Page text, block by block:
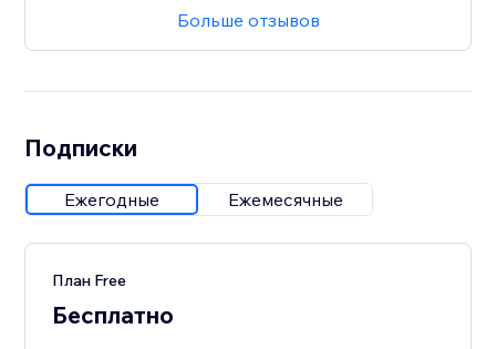
Больше отзывов
Подписки
Ежегодные Ежемесячные
План Free
Бесплатно